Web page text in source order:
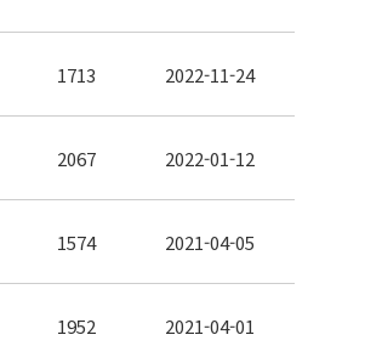
1713 2022-11-24
2067 2022-01-12
1574 2021-04-05
1952 2021-04-01